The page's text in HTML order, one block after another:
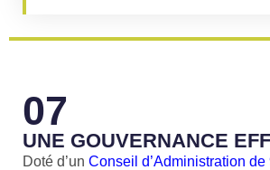
07
UNE GOUVERNANCE
Doté d’un Conseil d’Administration de